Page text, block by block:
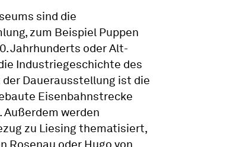
sind die
zum Beispiel Puppen
Jahrhunderts oder Alt-
Industriegeschichte des
Dauerausstellung ist die
Eisenbahnstrecke
Außerdem werden
zu Liesing thematisiert,